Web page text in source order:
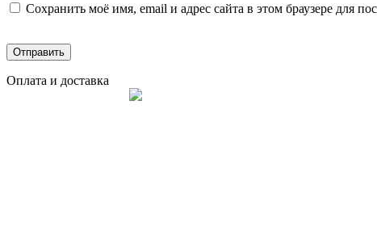
Сохранить моё имя, email и адрес сайта в этом браузере для
Оплата и доставка